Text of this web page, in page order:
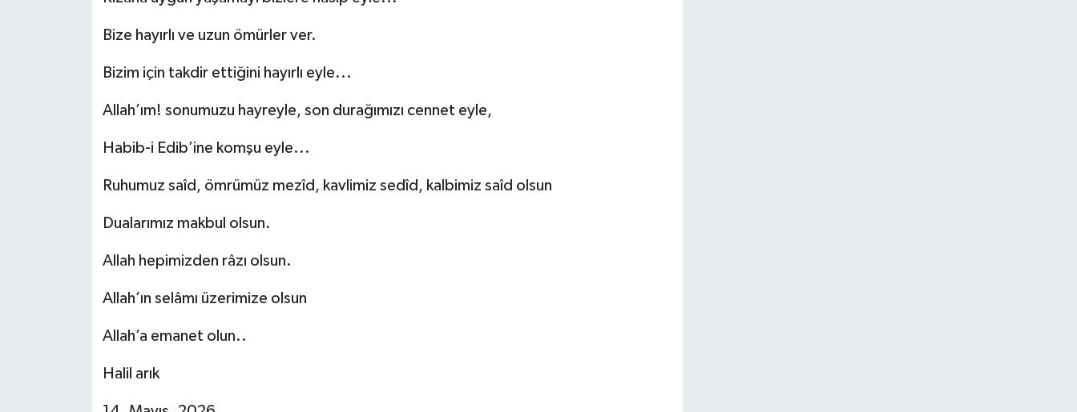
Bize hayırlı ve uzun ömürler ver.
Bizim için takdir ettiğini hayırlı eyle...
Allah’ım! sonumuzu hayreyle, son durağımızı cennet eyle,
Habib-i Edib’ine komşu eyle...
Ruhumuz saîd, ömrümüz mezîd, kavlimiz sedîd, kalbimiz saîd olsun
Dualarımız makbul olsun.
Allah hepimizden râzı olsun.
Allah’ın selâmı üzerimize olsun
Allah’a emanet olun..
Halil arık